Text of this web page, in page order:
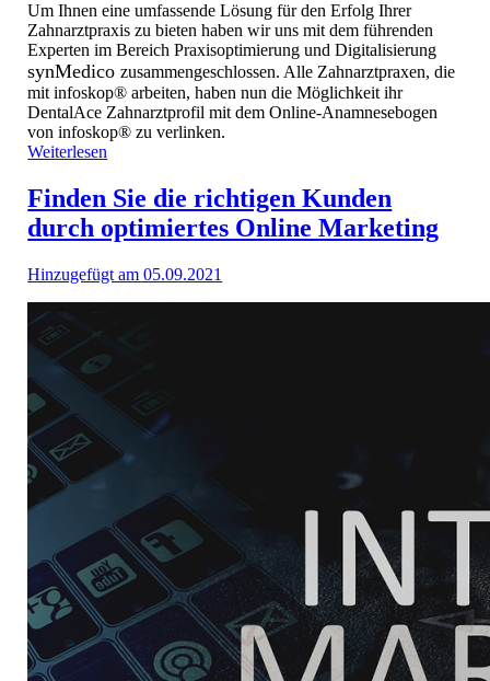
Um Ihnen eine umfassende Lösung für den Erfolg Ihrer
Zahnarztpraxis zu bieten haben wir uns mit dem führenden
Experten im Bereich Praxisoptimierung und Digitalisierung
synMedicozusammengeschlossen. Alle Zahnarztpraxen, die
mit infoskop® arbeiten, haben nun die Möglichkeit ihr
DentalAce Zahnarztprofil mit dem Online-Anamnesebogen
von infoskop® zu verlinken.
Weiterlesen
Finden Sie die richtigen Kunden
durch optimiertes Online Marketing
Hinzugefügt am 05.09.2021